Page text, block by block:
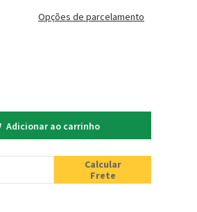
Opções de parcelamento
Adicionar ao carrinho
Calcular
Frete